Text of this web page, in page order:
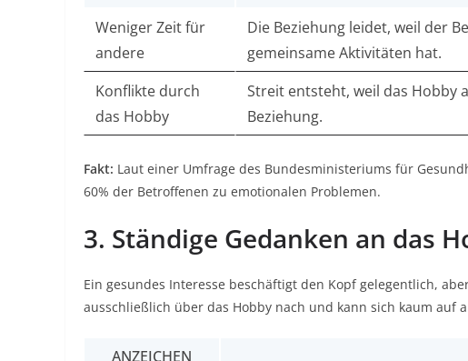
Weniger Zeit für
andere
Die Beziehung leidet, weil der
gemeinsame Aktivitäten hat.
Konflikte durch
das Hobby
Streit entsteht, weil das Hobby
Beziehung.
Fakt: Laut einer Umfrage des Bundesministeriums für
60% der Betroffenen zu emotionalen Problemen.​
3. Ständige Gedanken an das
Ein gesundes Interesse beschäftigt den Kopf gelegentlich,
ausschließlich über das Hobby nach und kann sich kaum auf
ANZEICHEN